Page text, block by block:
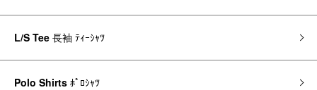
L/S Tee 長袖 ﾃｨｰｼｬﾂ
Polo Shirts ﾎﾟﾛｼｬﾂ